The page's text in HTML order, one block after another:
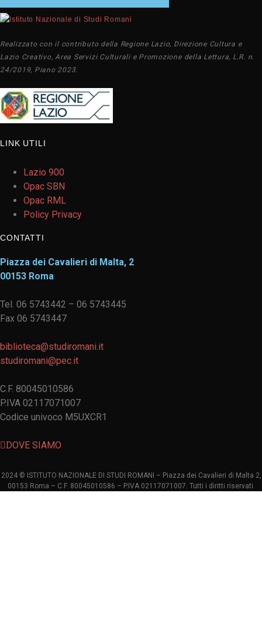
Realizzato con il contributo della Regione Lazio, Direzione Cultura e
Lazio Creativo, Area Servizi Culturali e Promozione della Lettura, L.R. n.
24/2019, Piano 2023.
LINK UTILI
Lazio 900
Opac SBN
Opac RML
Policy Privacy
CONTATTI
Piazza dei Cavalieri di Malta, 2
00153 Roma
Tel. 06 5743442 – 06 5743445
Fax 06 5743447
biblioteca@studiromani.it
studiromani@pec.it
C.F. 80045010586
P.IVA 02117071007
Codice univoco M5UXCR1
DOVE SIAMO
2024 © ISTITUTO NAZIONALE DI STUDI ROMANI – Piazza dei Cavalieri di Malta 2,
00153 Roma – C.F. 80045010586 – P.IVA 02117071007. Tutti i diritti riservati.